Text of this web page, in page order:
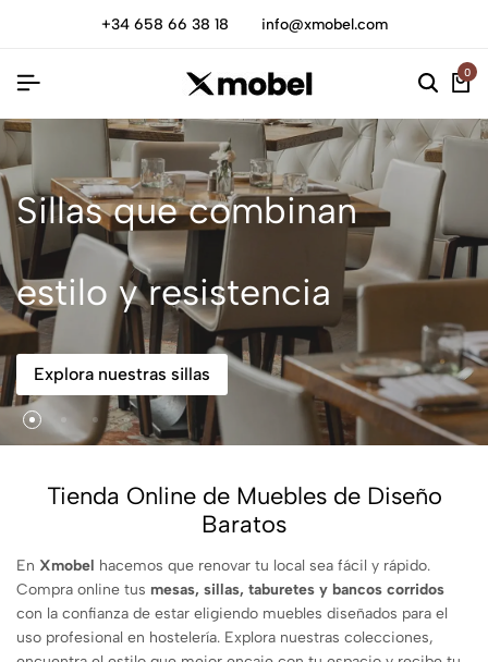
+34 658 66 38 18 info@xmobel.com
0
Sillas que combinan
estilo y resistencia
Explora nuestras sillas
Tienda Online de Muebles de Diseño
Baratos
En Xmobel hacemos que renovar tu local sea fácil y rápido.
Compra online tus mesas, sillas, taburetes y bancos corridos
con la confianza de estar eligiendo muebles diseñados para el
uso profesional en hostelería. Explora nuestras colecciones,